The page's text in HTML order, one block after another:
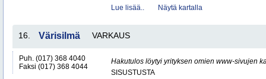
Lue lisää..
Näytä kartalla
16. Värisilmä VARKAUS
Puh. (017) 368 4040
Faksi (017) 368 4044
Hakutulos löytyi yrityksen omien www-sivujen
SISUSTUSTA